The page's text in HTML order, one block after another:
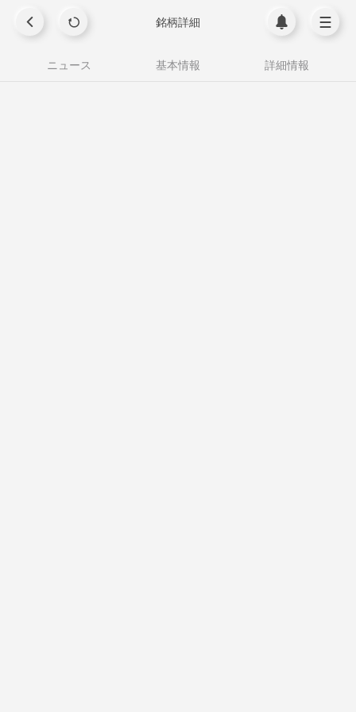
銘柄詳細
ニュース 基本情報 詳細情報